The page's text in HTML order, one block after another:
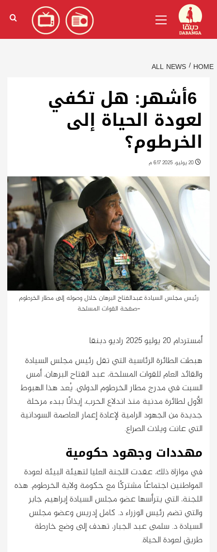
content
الإنجليزية)
Menu
HOME
ALL NEWS
6أشهر: هل تكفي
لعودة الحياة إلى
الخرطوم؟
رئيس مجلس السيادة عبدالفتاح البرهان خلال وصوله إلى مطار الخرطوم
-صفحة القوات المسلحة
أمستردام 20 يوليو 2025 راديو دبنقا
هبطت الطائرة الرئاسية التي تقل رئيس مجلس السيادة
والقائد العام للقوات المسلحة، عبد الفتاح البرهان، أمس
السبت في مدرج مطار الخرطوم الدولي. يُعد هذا الهبوط
الأول لطائرة مدنية منذ اندلاع الحرب، إيذانًا ببدء مرحلة
جديدة من الجهود الرامية لإعادة إعمار العاصمة السودانية
التي عانت ويلات الصراع.
مهددات وجهود حكومية
في موازاة ذلك، عقدت اللجنة العليا لتهيئة البيئة لعودة
المواطنين اجتماعًا مشتركًا مع حكومة ولاية الخرطوم. هذه
اللجنة، التي يترأسها عضو مجلس السيادة إبراهيم جابر
والتي تضم رئيس الوزراء د. كامل إدريس وعضو مجلس
السيادة د. سلمى عبد الجبار، تهدف إلى وضع خارطة
طريق لعودة الحياة.